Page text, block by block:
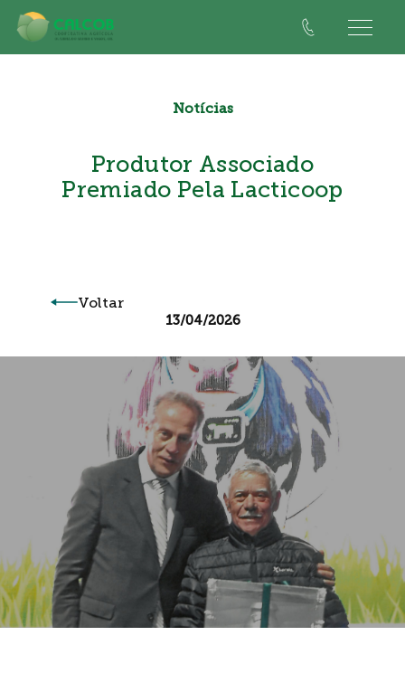
Notícias
Produtor Associado
Premiado Pela Lacticoop
Voltar
13/04/2026